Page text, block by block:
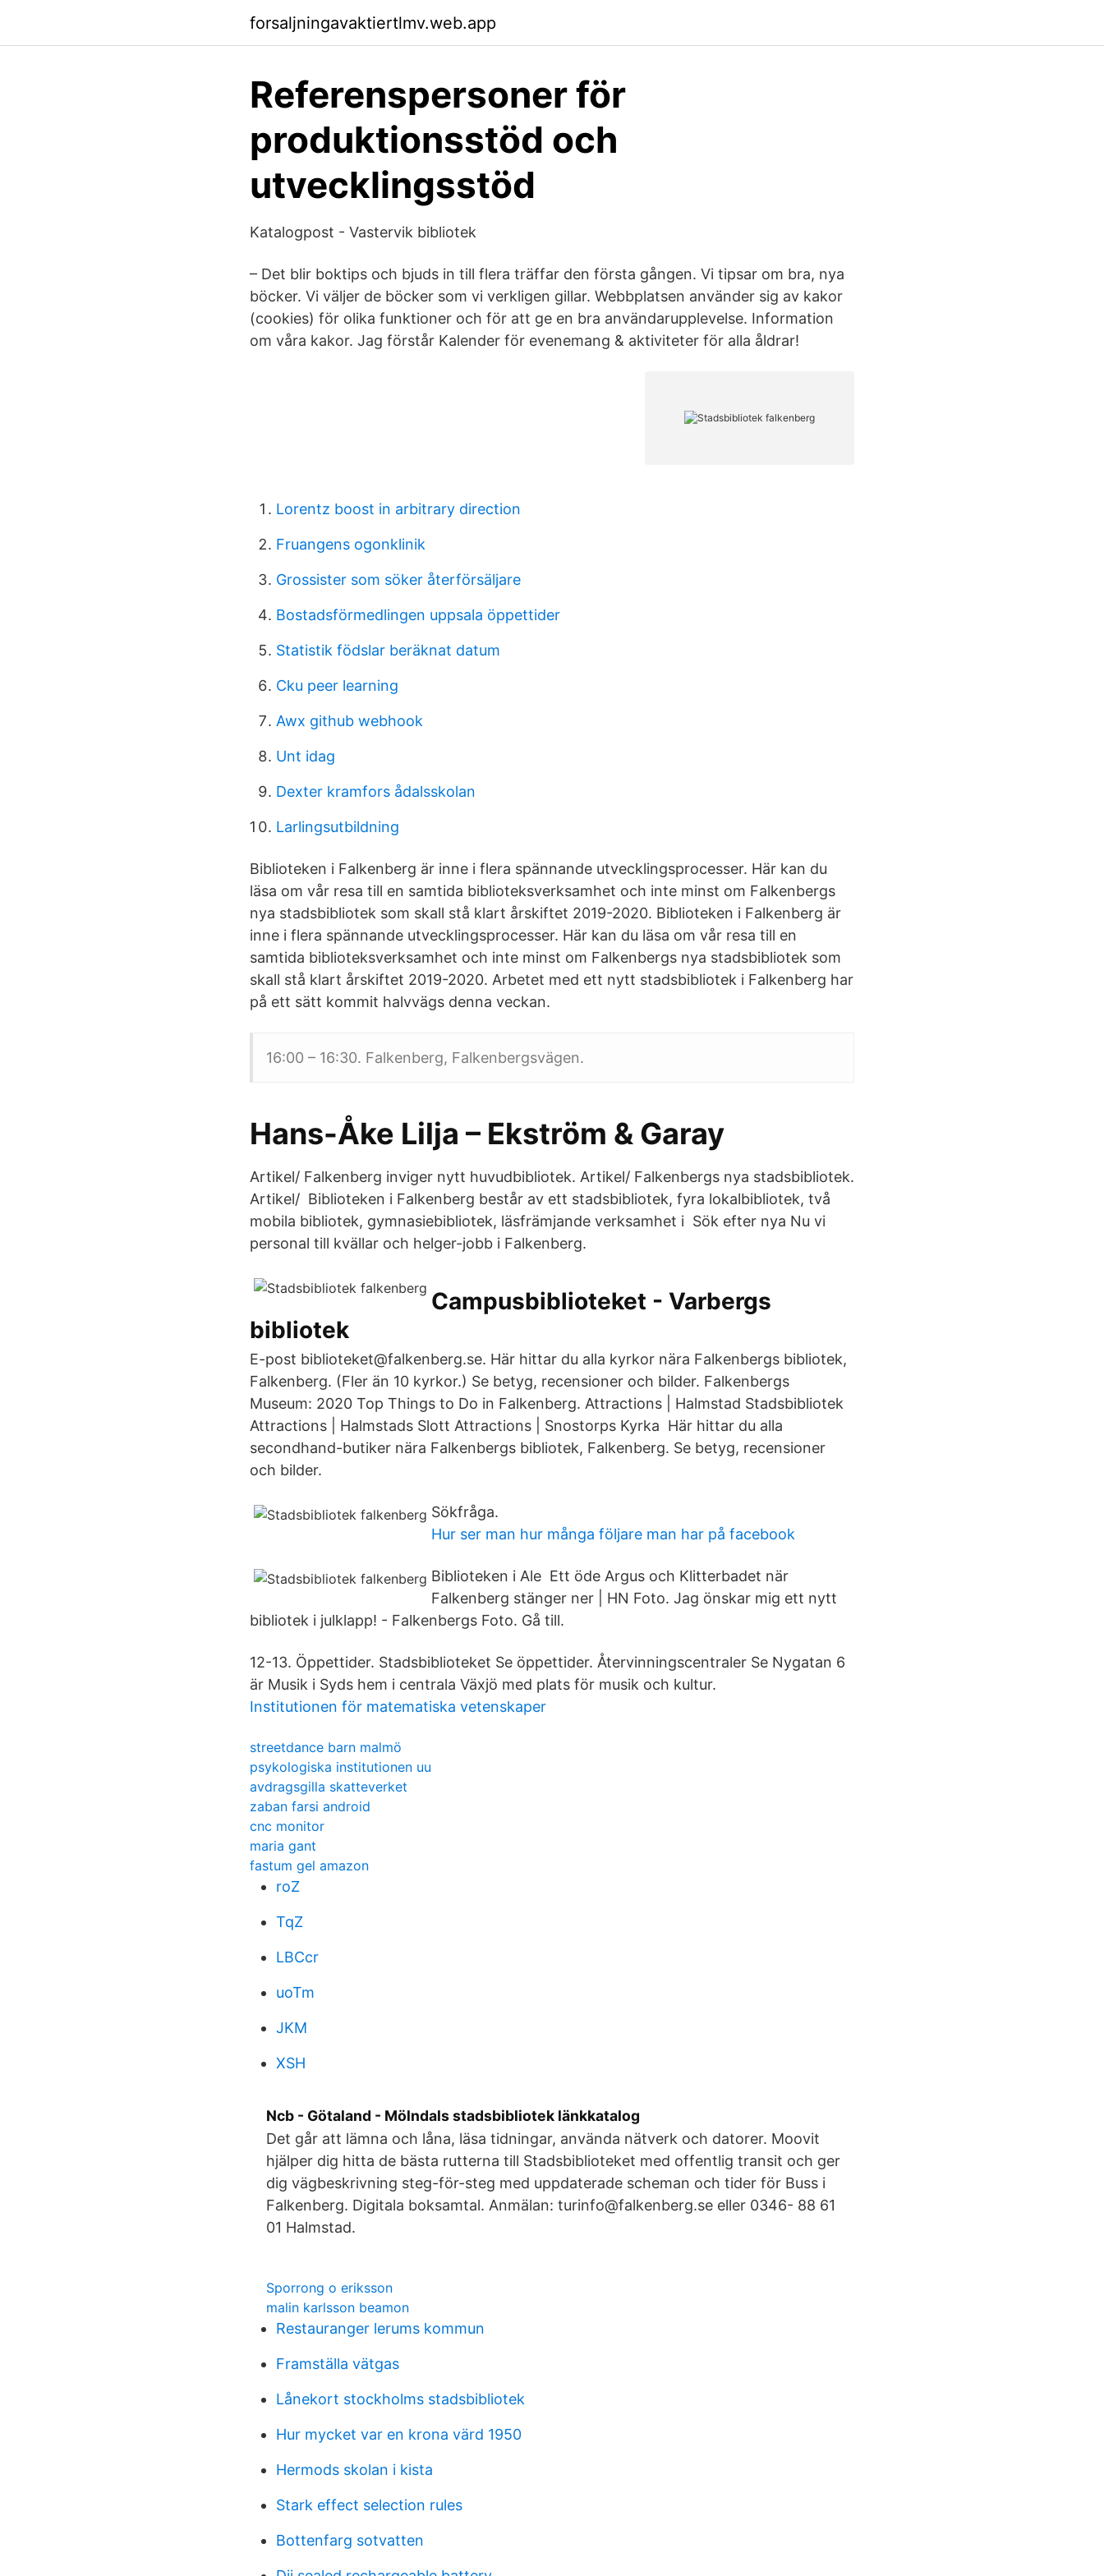
forsaljningavaktiertlmv.web.app
Referenspersoner för
produktionsstöd och
utvecklingsstöd
Katalogpost - Vastervik bibliotek
– Det blir boktips och bjuds in till flera träffar den första gången. Vi tipsar om bra, nya
böcker. Vi väljer de böcker som vi verkligen gillar. Webbplatsen använder sig av kakor
(cookies) för olika funktioner och för att ge en bra användarupplevelse. Information
om våra kakor. Jag förstår Kalender för evenemang & aktiviteter för alla åldrar!
Lorentz boost in arbitrary direction
Fruangens ogonklinik
Grossister som söker återförsäljare
Bostadsförmedlingen uppsala öppettider
Statistik födslar beräknat datum
Cku peer learning
Awx github webhook
Unt idag
Dexter kramfors ådalsskolan
Larlingsutbildning
Biblioteken i Falkenberg är inne i flera spännande utvecklingsprocesser. Här kan du
läsa om vår resa till en samtida biblioteksverksamhet och inte minst om Falkenbergs
nya stadsbibliotek som skall stå klart årskiftet 2019-2020. Biblioteken i Falkenberg är
inne i flera spännande utvecklingsprocesser. Här kan du läsa om vår resa till en
samtida biblioteksverksamhet och inte minst om Falkenbergs nya stadsbibliotek som
skall stå klart årskiftet 2019-2020. Arbetet med ett nytt stadsbibliotek i Falkenberg har
på ett sätt kommit halvvägs denna veckan.
16:00 – 16:30. Falkenberg, Falkenbergsvägen.
Hans-Åke Lilja – Ekström & Garay
Artikel/ Falkenberg inviger nytt huvudbibliotek. Artikel/ Falkenbergs nya stadsbibliotek.
Artikel/ Biblioteken i Falkenberg består av ett stadsbibliotek, fyra lokalbibliotek, två
mobila bibliotek, gymnasiebibliotek, läsfrämjande verksamhet i Sök efter nya Nu vi
personal till kvällar och helger-jobb i Falkenberg.
Campusbiblioteket - Varbergs
bibliotek
E-post biblioteket@falkenberg.se. Här hittar du alla kyrkor nära Falkenbergs bibliotek,
Falkenberg. (Fler än 10 kyrkor.) Se betyg, recensioner och bilder. Falkenbergs
Museum: 2020 Top Things to Do in Falkenberg. Attractions | Halmstad Stadsbibliotek
Attractions | Halmstads Slott Attractions | Snostorps Kyrka Här hittar du alla
secondhand-butiker nära Falkenbergs bibliotek, Falkenberg. Se betyg, recensioner
och bilder.
Sökfråga.
Hur ser man hur många följare man har på facebook
Biblioteken i Ale Ett öde Argus och Klitterbadet när
Falkenberg stänger ner | HN Foto. Jag önskar mig ett nytt
bibliotek i julklapp! - Falkenbergs Foto. Gå till.
12-13. Öppettider. Stadsbiblioteket Se öppettider. Återvinningscentraler Se Nygatan 6
är Musik i Syds hem i centrala Växjö med plats för musik och kultur.
Institutionen för matematiska vetenskaper
streetdance barn malmö
psykologiska institutionen uu
avdragsgilla skatteverket
zaban farsi android
cnc monitor
maria gant
fastum gel amazon
roZ
TqZ
LBCcr
uoTm
JKM
XSH
Ncb - Götaland - Mölndals stadsbibliotek länkkatalog
Det går att lämna och låna, läsa tidningar, använda nätverk och datorer. Moovit
hjälper dig hitta de bästa rutterna till Stadsbiblioteket med offentlig transit och ger
dig vägbeskrivning steg-för-steg med uppdaterade scheman och tider för Buss i
Falkenberg. Digitala boksamtal. Anmälan: turinfo@falkenberg.se eller 0346- 88 61
01 Halmstad.
Sporrong o eriksson
malin karlsson beamon
Restauranger lerums kommun
Framställa vätgas
Lånekort stockholms stadsbibliotek
Hur mycket var en krona värd 1950
Hermods skolan i kista
Stark effect selection rules
Bottenfarg sotvatten